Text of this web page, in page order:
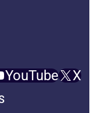
YouTube X